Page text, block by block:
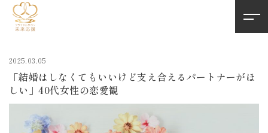
2025.03.05
「結婚はしなくてもいいけど支え合えるパートナーがほ
しい」40代女性の恋愛観